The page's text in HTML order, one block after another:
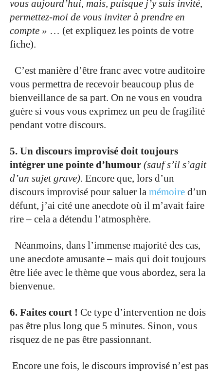
vous aujourd’hui, mais, puisque j’y suis invité,
permettez-moi de vous inviter à prendre en
compte » … (et expliquez les points de votre
fiche).
C’est manière d’être franc avec votre auditoire
vous permettra de recevoir beaucoup plus de
bienveillance de sa part. On ne vous en voudra
guère si vous vous exprimez un peu de fragilité
pendant votre discours.
5. Un discours improvisé doit toujours
intégrer une pointe d’humour (sauf s’il s’agit
d’un sujet grave). Encore que, lors d’un
discours improvisé pour saluer la mémoire d’un
défunt, j’ai cité une anecdote où il m’avait faire
rire – cela a détendu l’atmosphère.
Néanmoins, dans l’immense majorité des cas,
une anecdote amusante – mais qui doit toujours
être liée avec le thème que vous abordez, sera la
bienvenue.
6. Faites court ! Ce type d’intervention ne dois
pas être plus long que 5 minutes. Sinon, vous
risquez de ne pas être passionnant.
Encore une fois, le discours improvisé n’est pas